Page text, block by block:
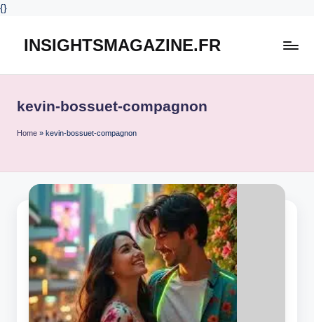
{}
INSIGHTSMAGAZINE.FR
kevin-bossuet-compagnon
Home » kevin-bossuet-compagnon